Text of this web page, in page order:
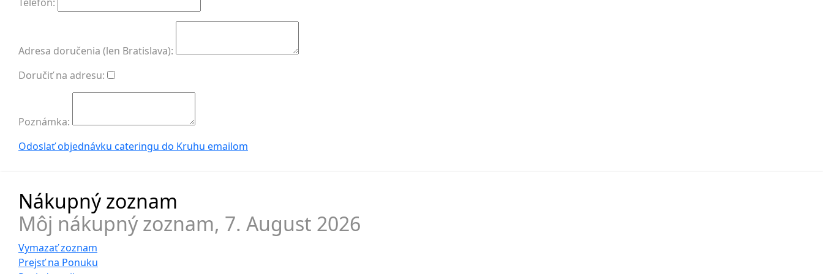
Adresa doručenia (len Bratislava):
Doručiť na adresu:
Poznámka:
Odoslať objednávku cateringu do Kruhu emailom
Nákupný zoznam
Môj nákupný zoznam, 7. August 2026
Vymazať zoznam
Prejsť na Ponuku